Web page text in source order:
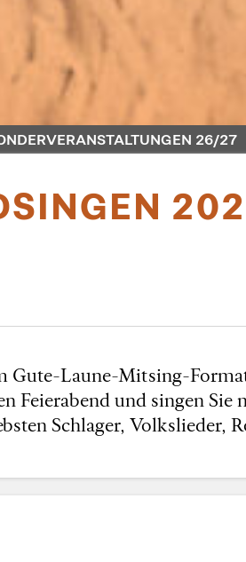
26/27
Gute-Laune-Mitsing-
Feierabend und singen
Schlager, Volkslieder,